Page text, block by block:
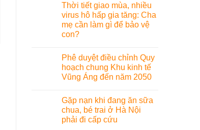
Thời tiết giao mùa, nhiều
virus hô hấp gia tăng: Cha
mẹ cần làm gì để bảo vệ
con?
Phê duyệt điều chỉnh Quy
hoạch chung Khu kinh tế
Vũng Áng đến năm 2050
Gặp nạn khi đang ăn sữa
chua, bé trai ở Hà Nội
phải đi cấp cứu